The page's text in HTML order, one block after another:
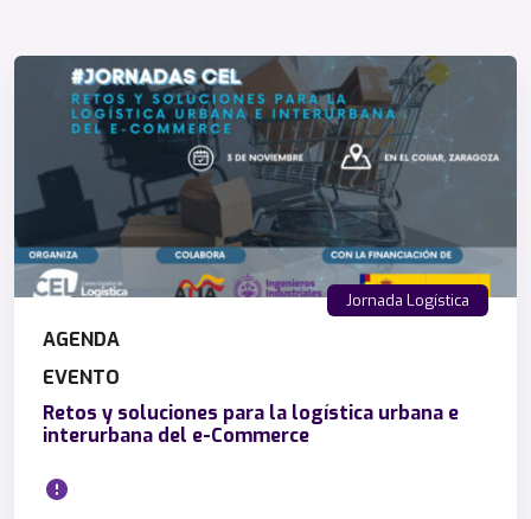
Jornada Logística
AGENDA
EVENTO
Retos y soluciones para la logística urbana e
interurbana del e-Commerce